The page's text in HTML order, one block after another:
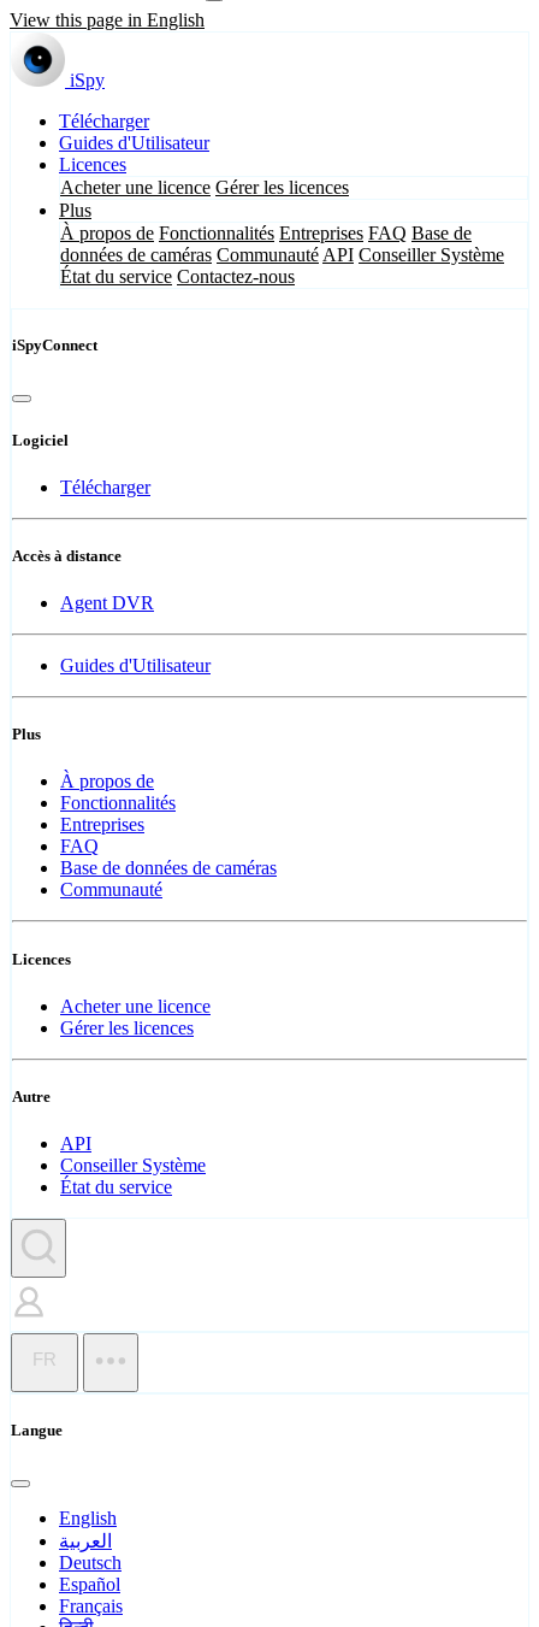
View this page in English
iSpy
Télécharger
Guides d'Utilisateur
Licences
Acheter une licence Gérer les licences
Plus
À propos de Fonctionnalités Entreprises FAQ Base de
données de caméras Communauté API Conseiller Système
État du service Contactez-nous
iSpyConnect
Logiciel
Télécharger
Accès à distance
Agent DVR
Guides d'Utilisateur
Plus
À propos de
Fonctionnalités
Entreprises
FAQ
Base de données de caméras
Communauté
Licences
Acheter une licence
Gérer les licences
Autre
API
Conseiller Système
État du service
FR
Langue
English
العربية
Deutsch
Español
Français